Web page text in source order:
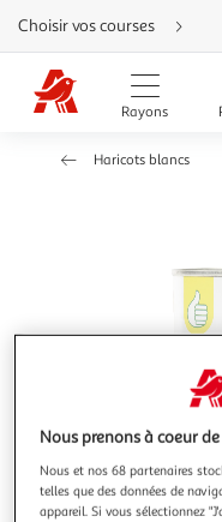
Aller
directement
au
contenu
Aller
directement
Aller
d'aide
Choisir vos courses
Rayons
Haricots blancs
Nous prenons à coeur
Nous et nos 68 partenaires
telles que des données de
appareil. Si vous sélectionnez